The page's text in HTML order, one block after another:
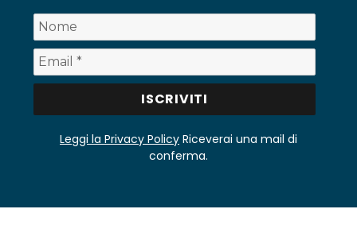
Leggi la Privacy Policy Riceverai una mail di
conferma.